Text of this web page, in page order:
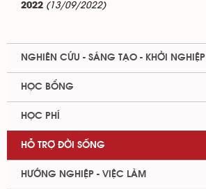
2022 (13/09/2022)
NGHIÊN CỨU - SÁNG TẠO - KHỞI NGHIỆP
HỌC BỔNG
HỌC PHÍ
HỖ TRỢ ĐỜI SỐNG
HƯỚNG NGHIỆP - VIỆC LÀM